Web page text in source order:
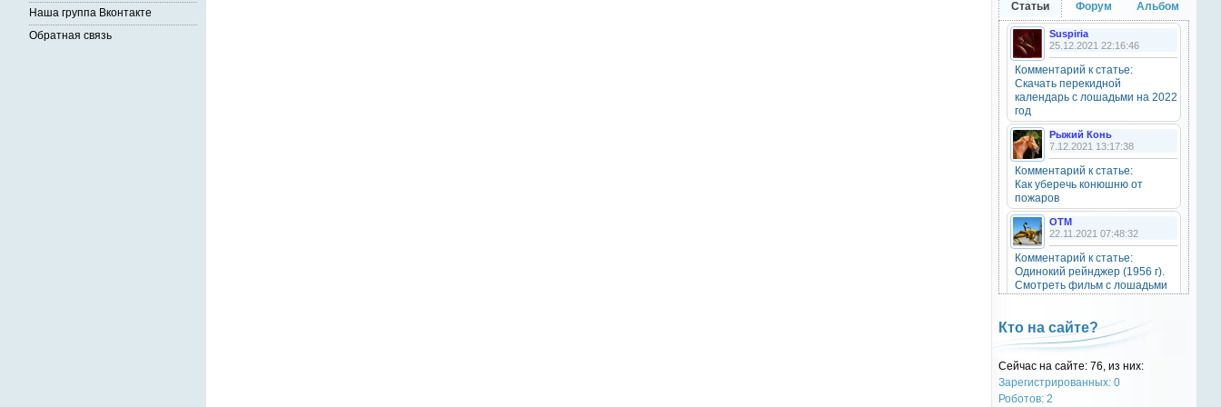
20 октября 2025
OTM
6 сентября 2025
Grey-Rattto
Grey-Rattto
2 сентября 2025
Все ещё в деле
Grey-Rattto
2 сентября 2025
Приветствую товарищи! Привет
ОТМ!
17 ноября 2024
oper202, нет такого номера в
телеге
oper202
Статьи Форум Альбом
Suspiria
25.12.2021 22:16:46
Комментарий к статье:
Скачать перекидной
календарь с лошадьми на 2022
год
Рыжий Конь
7.12.2021 13:17:38
Комментарий к статье:
Как уберечь конюшню от
пожаров
OTM
22.11.2021 07:48:32
Комментарий к статье:
Одинокий рейнджер (1956 г).
Смотреть фильм с лошадьми
Natali
28.09.2021 15:30:39
Комментарий к статье:
Тест «Масти и отметины»
OTM
Кто на сайте?
Сейчас на сайте: 76, из них:
Зарегистрированных: 0
Роботов: 2
Наша группа Вконтакте
Обратная связь